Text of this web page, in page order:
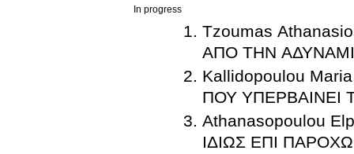
In progress
Tzoumas
ΑΠΟ ΤΗΝ
Kallidopoulou
ΠΟΥ ΥΠΕΡΒΑΙΝΕΙ
Athanasopoulou
ΙΔΙΩΣ ΕΠΙ